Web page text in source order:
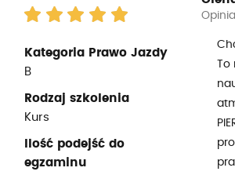
Kategoria Prawo Jazdy
B
Rodzaj szkolenia
Kurs
Ilość podejść do
egzaminu